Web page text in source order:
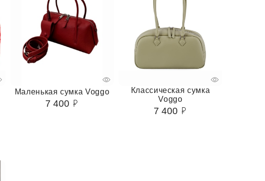
Маленькая сумка Voggo
7 400
Классическая сумка
Voggo
7 400